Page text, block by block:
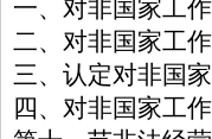
一、对非国家工
二、对非国家工
三、认定对非国
四、对非国家工